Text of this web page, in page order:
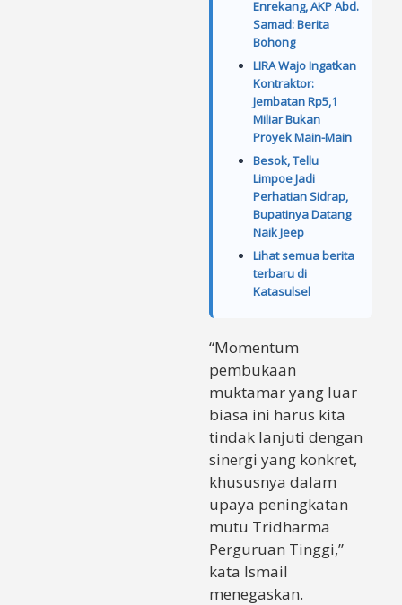
Enrekang, AKP Abd.
Samad: Berita
Bohong
LIRA Wajo Ingatkan
Kontraktor:
Jembatan Rp5,1
Miliar Bukan
Proyek Main-Main
Besok, Tellu
Limpoe Jadi
Perhatian Sidrap,
Bupatinya Datang
Naik Jeep
Lihat semua berita
terbaru di
Katasulsel
“Momentum
pembukaan
muktamar yang luar
biasa ini harus kita
tindak lanjuti dengan
sinergi yang konkret,
khususnya dalam
upaya peningkatan
mutu Tridharma
Perguruan Tinggi,”
kata Ismail
menegaskan.